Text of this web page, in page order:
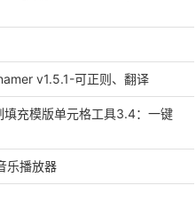
v1.5.1-可正则、翻译
填充模版单元格工具3.4：一键
乐播放器